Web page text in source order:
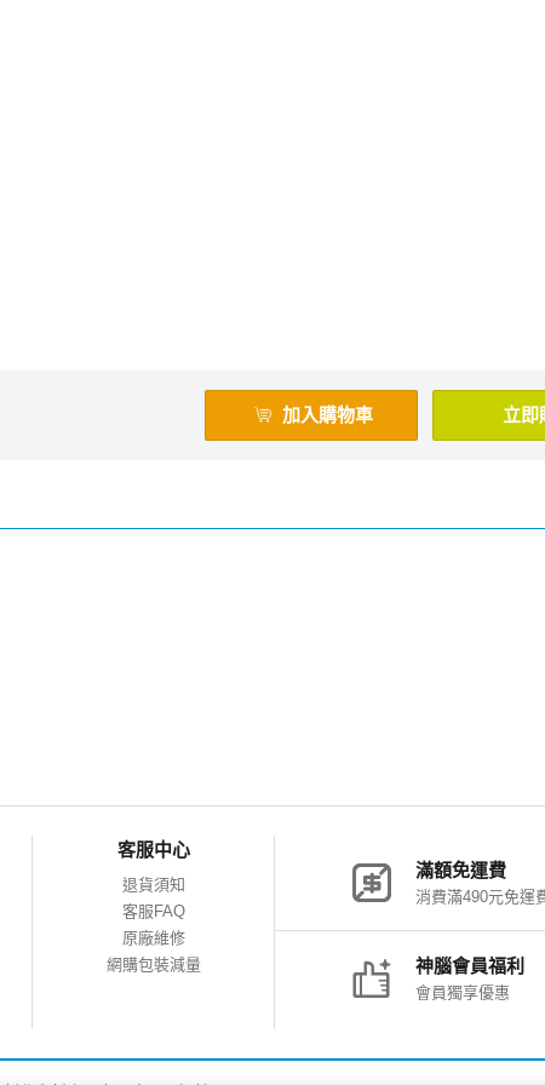
加入購物車 立即
客服中心
退貨須知
客服FAQ
原廠維修
網購包裝減量
滿額免運費
消費滿490元免運
神腦會員福利
會員獨享優惠